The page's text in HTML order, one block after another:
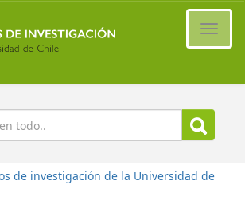
de investigación de la Universidad de